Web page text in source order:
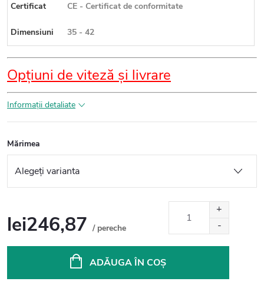
Certificat CE - Certificat de conformitate
Dimensiuni 35 - 42
Opțiuni de viteză și livrare
Informaţii detaliate
Mărimea
lei246,87 / pereche
ADĂUGA ÎN COŞ